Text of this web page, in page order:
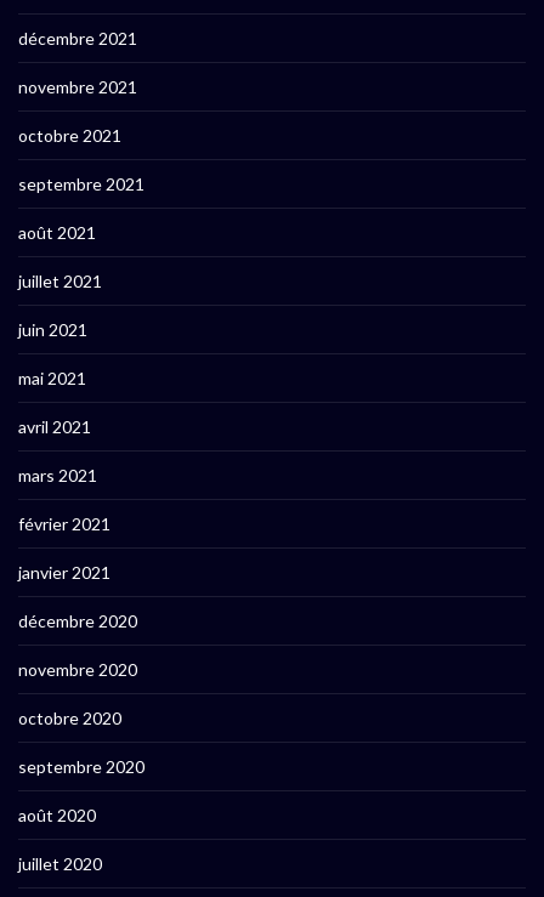
décembre 2021
novembre 2021
octobre 2021
septembre 2021
août 2021
juillet 2021
juin 2021
mai 2021
avril 2021
mars 2021
février 2021
janvier 2021
décembre 2020
novembre 2020
octobre 2020
septembre 2020
août 2020
juillet 2020